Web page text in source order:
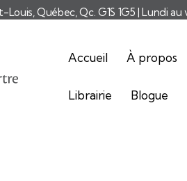
Louis, Québec, Qc. G1S 1G5 | Lundi
Accueil À propos
Librairie Blogue